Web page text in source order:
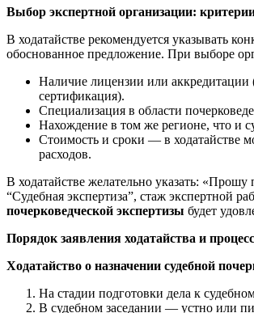
Выбор экспертной организации:
В ходатайстве рекомендуется указывать
обоснованное предложение. При выборе
Наличие лицензии или аккредитации
сертификация).
Специализация в области
Нахождение в том же регионе, что и
Стоимость и сроки — в ходатайстве
расходов.
В ходатайстве желательно указать:
“Судебная экспертиза”, стаж экспертной
почерковедческой экспертизы будет
Порядок заявления ходатайства и
Ходатайство о назначении судебной
На стадии подготовки дела к
В судебном заседании — устно или